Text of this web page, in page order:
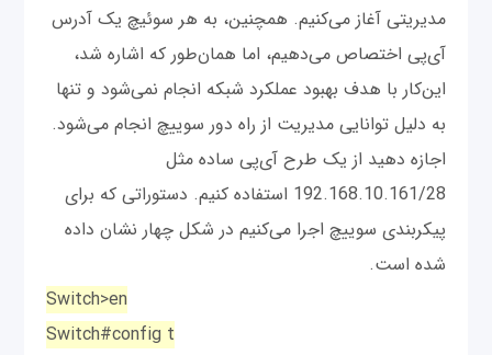
مدیریتی آغاز می‌کنیم. همچنین، به هر سوئیچ یک آدرس
آی‌پی اختصاص می‌دهیم، اما همان‌طور که اشاره شد،
این‌کار با هدف بهبود عملکرد شبکه انجام نمی‌شود و تنها
به دلیل توانایی مدیریت از راه دور سوییچ انجام می‌شود.
اجازه دهید از یک طرح آی‌پی ساده مثل
192.168.10.161/28 استفاده کنیم. دستوراتی که برای
پیکربندی سوییچ اجرا می‌کنیم در شکل چهار نشان داده
شده است.
Switch>en
Switch#config t